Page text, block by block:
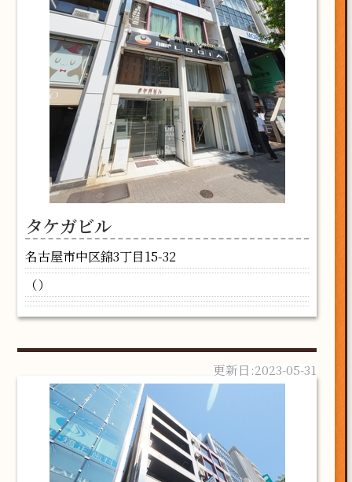
タケガビル
名古屋市中区錦3丁目15-32
（）
2023-05-31